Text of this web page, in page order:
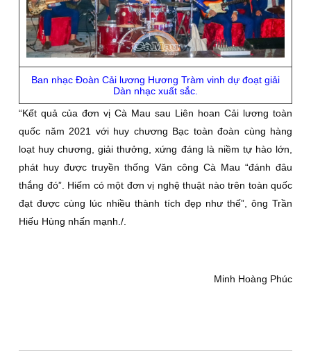
Ban nhạc Đoàn Cải lương Hương Tràm vinh dự đoạt giải
Dàn nhạc xuất sắc.
“Kết quả của đơn vị Cà Mau sau Liên hoan Cải lương toàn
quốc năm 2021 với huy chương Bạc toàn đoàn cùng hàng
loạt huy chương, giải thưởng, xứng đáng là niềm tự hào lớn,
phát huy được truyền thống Văn công Cà Mau “đánh đâu
thắng đó”. Hiếm có một đơn vị nghệ thuật nào trên toàn quốc
đạt được cùng lúc nhiều thành tích đẹp như thế”, ông Trần
Hiếu Hùng nhấn mạnh./.
Minh Hoàng Phúc